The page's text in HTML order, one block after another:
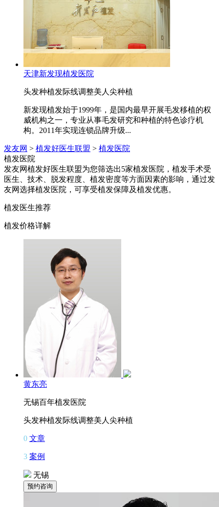
天津新发现植发医院
头发种植发际线调整美人尖种植
新发现植发始于1999年，是国内最早开展毛发移植的权
威机构之一，专业从事毛发研究和种植的特色诊疗机
构。2011年实现连锁品牌升级...
发友网 > 植发好医生联盟 > 植发医院
植发医院
发友网植发好医生联盟为您筛选出5家植发医院，植发手术受
医生、技术、脱发程度、植发密度等方面因素的影响，通过发
友网选择植发医院，可享受植发保障及植发优惠。
植发医生推荐
植发价格详解
黄东亮
无锡百年植发医院
头发种植发际线调整美人尖种植
0 文章
3 案例
无锡